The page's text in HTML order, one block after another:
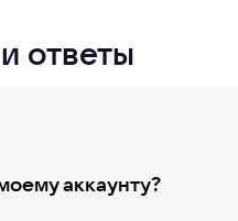
ответы
аккаунту?